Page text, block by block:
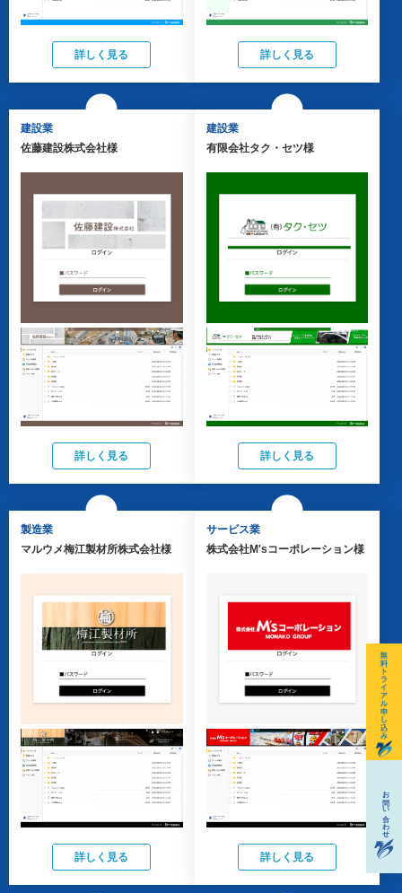
詳しく見る 詳しく見る
建設業
佐藤建設株式会社様
詳しく見る
建設業
有限会社タク・セツ様
詳しく見る
製造業
マルウメ梅江製材所株式会社様
詳しく見る
サービス業
株式会社M'sコーポレーション様
詳しく見る